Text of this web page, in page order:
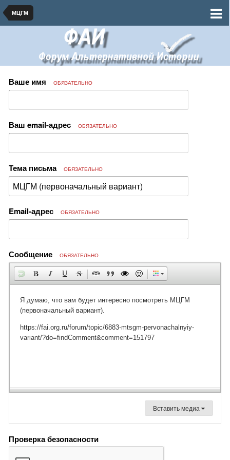
МЦГМ
Ваше имя ОБЯЗАТЕЛЬНО
Ваш email-адрес ОБЯЗАТЕЛЬНО
Тема письма ОБЯЗАТЕЛЬНО
Email-адрес ОБЯЗАТЕЛЬНО
Сообщение ОБЯЗАТЕЛЬНО
Вставить медиа
Проверка безопасности